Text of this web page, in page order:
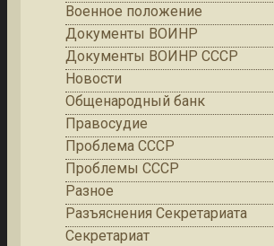
Военное положение
Документы ВОИНР
Документы ВОИНР СССР
Новости
Общенародный банк
Правосудие
Проблема СССР
Проблемы СССР
Разное
Разъяснения Секретариата
Секретариат